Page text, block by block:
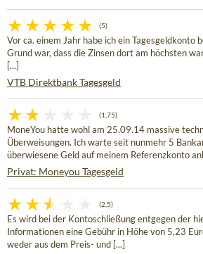
(5)
Vor ca. einem Jahr habe ich ein Tagesgeldkonto
Grund war, dass die Zinsen dort am höchsten
[...]
VTB Direktbank Tagesgeld
(1,75)
MoneYou hatte wohl am 25.09.14 massive
Überweisungen. Ich warte seit nunmehr 5
überwiesene Geld auf meinem Referenzkonto
Privat: Moneyou Tagesgeld
(2,5)
Es wird bei der Kontoschließung entgegen der
Informationen eine Gebühr in Höhe von 5,23
weder aus dem Preis- und [...]